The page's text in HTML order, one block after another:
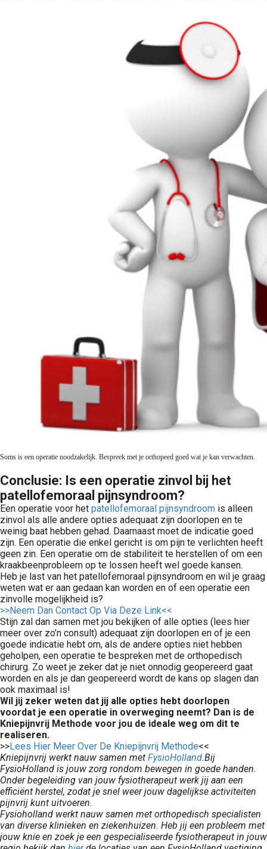
Soms is een operatie noodzakelijk. Bespreek met je orthopeed goed wat je kan verwachten.
Conclusie: Is een operatie zinvol bij het
patellofemoraal pijnsyndroom?
Een operatie voor het patellofemoraal pijnsyndroom is alleen
zinvol als alle andere opties adequaat zijn doorlopen en te
weinig baat hebben gehad. Daarnaast moet de indicatie goed
zijn. Een operatie die enkel gericht is om pijn te verlichten heeft
geen zin. Een operatie om de stabiliteit te herstellen of om een
kraakbeenprobleem op te lossen heeft wel goede kansen.
Heb je last van het patellofemoraal pijnsyndroom en wil je graag
weten wat er aan gedaan kan worden en of een operatie een
zinvolle mogelijkheid is?
>>Neem Dan Contact Op Via Deze Link<<
Stijn zal dan samen met jou bekijken of alle opties (lees hier
meer over zo’n consult) adequaat zijn doorlopen en of je een
goede indicatie hebt om, als de andere opties niet hebben
geholpen, een operatie te bespreken met de orthopedisch
chirurg. Zo weet je zeker dat je niet onnodig geopereerd gaat
worden en als je dan geopereerd wordt de kans op slagen dan
ook maximaal is!
Wil jij zeker weten dat jij alle opties hebt doorlopen
voordat je een operatie in overweging neemt? Dan is de
Kniepijnvrij Methode voor jou de ideale weg om dit te
realiseren.
>>Lees Hier Meer Over De Kniepijnvrij Methode<<
Kniepijnvrij werkt nauw samen met FysioHolland.Bij
FysioHolland is jouw zorg rondom bewegen in goede handen.
Onder begeleiding van jouw fysiotherapeut werk jij aan een
efficiënt herstel, zodat je snel weer jouw dagelijkse activiteiten
pijnvrij kunt uitvoeren.
Fysioholland werkt nauw samen met orthopedisch specialisten
van diverse klinieken en ziekenhuizen. Heb jij een probleem met
jouw knie en zoek je een gespecialiseerde fysiotherapeut in jouw